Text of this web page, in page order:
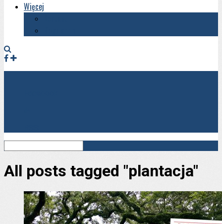
Więcej
All posts tagged "plantacja"